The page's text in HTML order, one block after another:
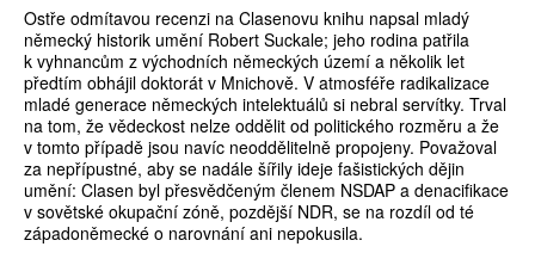
Ostře odmítavou recenzi na Clasenovu knihu napsal mladý
německý historik umění Robert Suckale; jeho rodina patřila
k vyhnancům z východních německých území a několik let
předtím obhájil doktorát v Mnichově. V atmosféře radikalizace
mladé generace německých intelektuálů si nebral servítky. Trval
na tom, že vědeckost nelze oddělit od politického rozměru a že
v tomto případě jsou navíc neoddělitelně propojeny. Považoval
za nepřípustné, aby se nadále šířily ideje fašistických dějin
umění: Clasen byl přesvědčeným členem NSDAP a denacifikace
v sovětské okupační zóně, pozdější NDR, se na rozdíl od té
západoněmecké o narovnání ani nepokusila.